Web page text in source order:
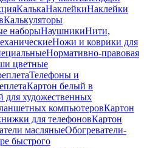
КалькаНаклейкиНаклейки
Калькуляторы
наборыНаушникиНити,
Ножи и коврики для
Нормативно-правовая
цветные
Телефоны и
Картон белый в
для художественных
компьютеровКартон
для телефоновКартон
масляныеОбогреватели-
быстрого